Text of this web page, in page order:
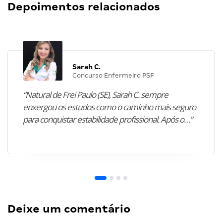
Depoimentos relacionados
Sarah C.
Concurso Enfermeiro PSF
“Natural de Frei Paulo (SE), Sarah C. sempre
enxergou os estudos como o caminho mais seguro
para conquistar estabilidade profissional. Após o…”
Deixe um comentário